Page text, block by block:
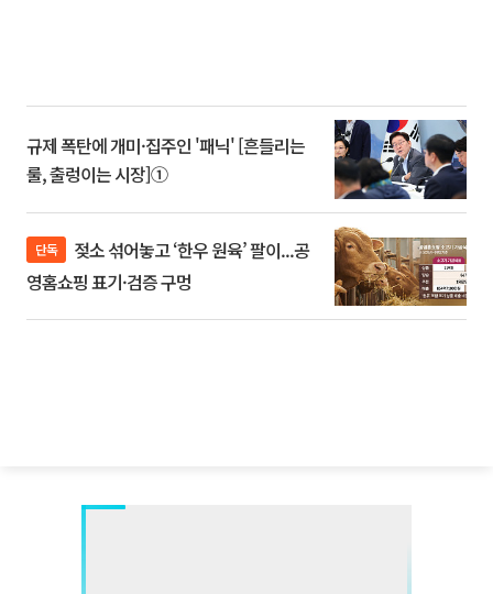
규제 폭탄에 개미·집주인 '패닉' [흔들리는
룰, 출렁이는 시장]①
단독
영홈쇼핑 표기·검증 구멍